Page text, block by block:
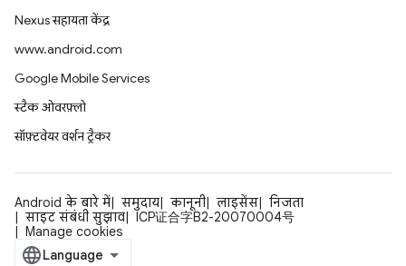
Nexus सहायता केंद्र
www.android.com
Google Mobile Services
स्टैक ओवरफ़्लो
सॉफ़्टवेयर वर्शन ट्रैकर
Android के बारे में समुदाय कानूनी लाइसेंस
निजता
साइट संबंधी सुझाव
ICP证合字B2-20070004号
Manage cookies